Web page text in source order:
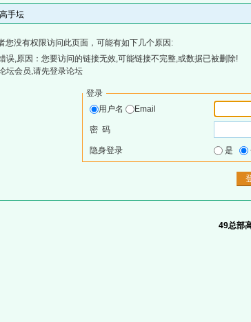
手坛
您没有权限访问此页面，可能有如下几个原因:
误,原因：您要访问的链接无效,可能链接不完整,或数据已被删除!
坛会员,请先登录论坛
登录
用户名
Email
密 码
隐身登录 是
49总部